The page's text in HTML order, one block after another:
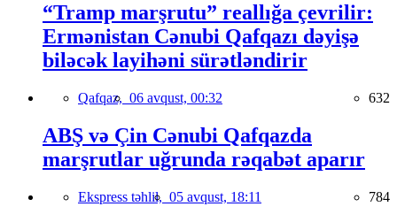
“Tramp marşrutu” reallığa çevrilir:
Ermənistan Cənubi Qafqazı dəyişə
biləcək layihəni sürətləndirir
Qafqaz, 06 avqust, 00:32 632
ABŞ və Çin Cənubi Qafqazda
marşrutlar uğrunda rəqabət aparır
Ekspress təhlil, 05 avqust, 18:11 784